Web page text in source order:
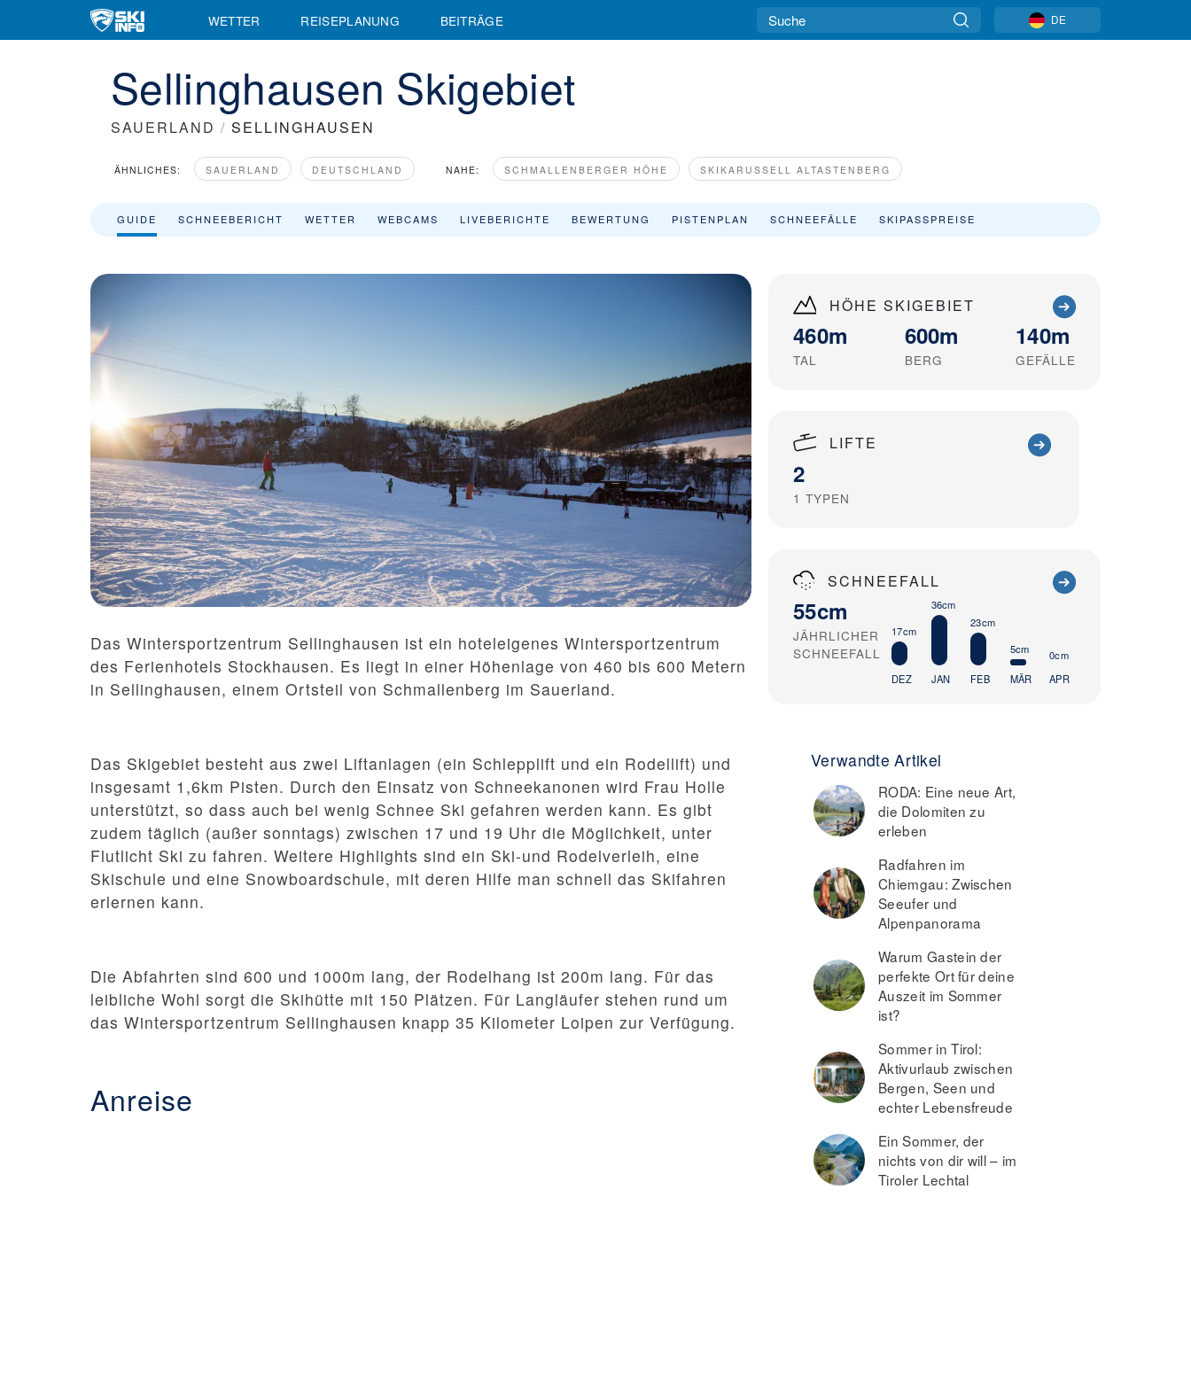
WETTER REISEPLANUNG BEITRÄGE DE
Sellinghausen Skigebiet
SAUERLAND / SELLINGHAUSEN
ÄHNLICHES: SAUERLAND DEUTSCHLAND NAHE: SCHMALLENBERGER HÖHE SKIKARUSSELL ALTASTENBERG
GUIDE SCHNEEBERICHT WETTER WEBCAMS LIVEBERICHTE BEWERTUNG PISTENPLAN SCHNEEFÄLLE SKIPASSPREISE
HÖHE SKIGEBIET
460m
TAL
600m
BERG
140m
GEFÄLLE
LIFTE
2
1 TYPEN
SCHNEEFALL
55cm
JÄHRLICHER
SCHNEEFALL
17cm
DEZ
36cm
JAN
23cm
FEB
5cm
MÄR
0cm
APR
Verwandte Artikel
RODA: Eine neue Art,
die Dolomiten zu
erleben
Radfahren im
Chiemgau: Zwischen
Seeufer und
Alpenpanorama
Warum Gastein der
perfekte Ort für deine
Auszeit im Sommer
ist?
Sommer in Tirol:
Aktivurlaub zwischen
Bergen, Seen und
echter Lebensfreude
Ein Sommer, der
nichts von dir will – im
Tiroler Lechtal
Das Wintersportzentrum Sellinghausen ist ein hoteleigenes Wintersportzentrum
des Ferienhotels Stockhausen. Es liegt in einer Höhenlage von 460 bis 600 Metern
in Sellinghausen, einem Ortsteil von Schmallenberg im Sauerland.
Das Skigebiet besteht aus zwei Liftanlagen (ein Schlepplift und ein Rodellift) und
insgesamt 1,6km Pisten. Durch den Einsatz von Schneekanonen wird Frau Holle
unterstützt, so dass auch bei wenig Schnee Ski gefahren werden kann. Es gibt
zudem täglich (außer sonntags) zwischen 17 und 19 Uhr die Möglichkeit, unter
Flutlicht Ski zu fahren. Weitere Highlights sind ein Ski-und Rodelverleih, eine
Skischule und eine Snowboardschule, mit deren Hilfe man schnell das Skifahren
erlernen kann.
Die Abfahrten sind 600 und 1000m lang, der Rodelhang ist 200m lang. Für das
leibliche Wohl sorgt die Skihütte mit 150 Plätzen. Für Langläufer stehen rund um
das Wintersportzentrum Sellinghausen knapp 35 Kilometer Loipen zur Verfügung.
Anreise